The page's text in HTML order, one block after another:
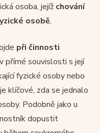
osoba, jejíž chování
osobě,
při činnosti
přímé souvislosti s její
fyzické osoby nebo
klíčové, zda se jednalo
Podobně jako u
dopustit